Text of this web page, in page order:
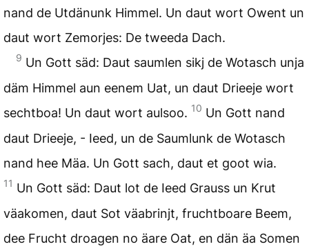
nand de Utdänunk Himmel. Un daut wort Owent un
daut wort Zemorjes: De tweeda Dach.
9 Un Gott säd: Daut saumlen sikj de Wotasch unja
däm Himmel aun eenem Uat, un daut Drieeje wort
sechtboa! Un daut wort aulsoo. 10 Un Gott nand
daut Drieeje, - Ieed, un de Saumlunk de Wotasch
nand hee Mäa. Un Gott sach, daut et goot wia.
11 Un Gott säd: Daut lot de Ieed Grauss un Krut
väakomen, daut Sot väabrinjt, fruchtboare Beem,
dee Frucht droagen no äare Oat, en dän äa Somen